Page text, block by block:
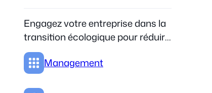
Engagez votre entreprise dans la
transition écologique pour réduire
l’impact environnemental,
optimiser vos processus et
renforcer votre compétitivité.
Management